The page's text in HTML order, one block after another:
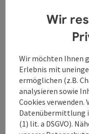
Gewässer -
doch bleibt das, was
ausmacht, in jedem
einem Sound, der
bewegt, so kraftvoll
Angeführt von
souverän zwischen
setzt die Band die
charismatischen
mit frischer Energie
Wir
Wir möchten Ihnen
Erlebnis mit
ermöglichen (z.B.
analysieren sowie
Cookies verwenden.
Datenübermittlung
(1) lit. a DSGVO).